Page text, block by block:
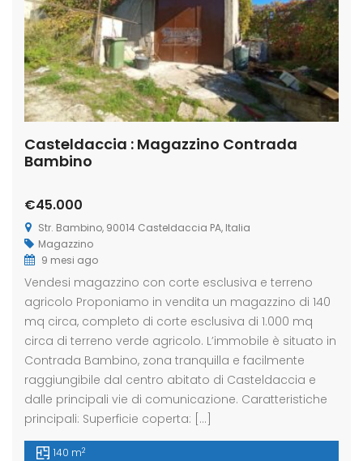
Casteldaccia : Magazzino Contrada
Bambino
€45.000
Str. Bambino, 90014 Casteldaccia PA, Italia
Magazzino
9 mesi ago
Vendesi magazzino con corte esclusiva e terreno
agricolo Proponiamo in vendita un magazzino di 140
mq circa, completo di corte esclusiva di 1.000 mq
circa di terreno verde agricolo. L’immobile è situato in
Contrada Bambino, zona tranquilla e facilmente
raggiungibile dal centro abitato di Casteldaccia e
dalle principali vie di comunicazione. Caratteristiche
principali: Superficie coperta: […]
140 m2